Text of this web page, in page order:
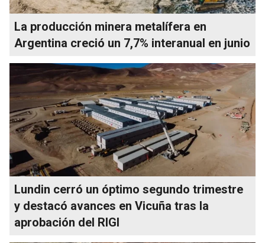
La producción minera metalífera en
Argentina creció un 7,7% interanual en junio
Lundin cerró un óptimo segundo trimestre
y destacó avances en Vicuña tras la
aprobación del RIGI